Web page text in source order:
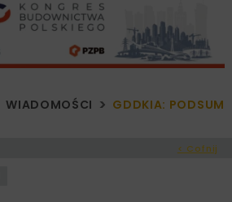
WIADOMOŚCI GDDKIA:
< Cofnij